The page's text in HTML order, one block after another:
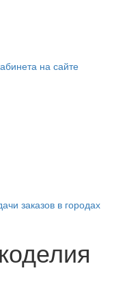
на сайте
заказов в городах